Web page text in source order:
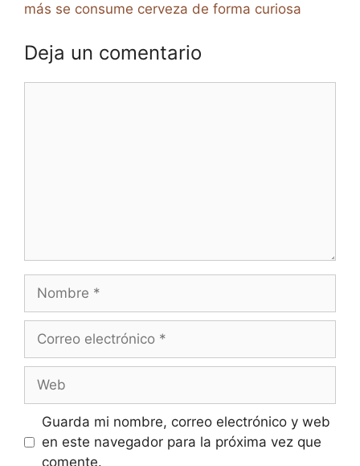
más se consume cerveza de forma curiosa
Deja un comentario
electrónico
Guarda mi nombre, correo electrónico y web
en este navegador para la próxima vez que
comente.